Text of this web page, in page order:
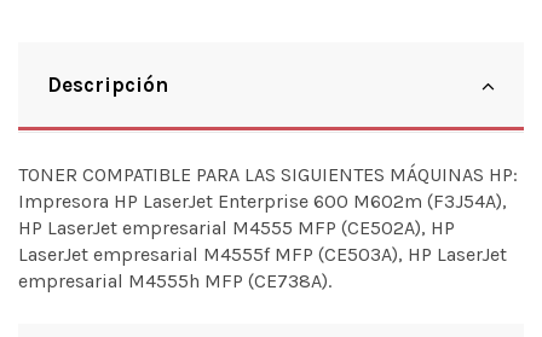
Descripción
TONER COMPATIBLE PARA LAS SIGUIENTES MÁQUINAS HP:
Impresora HP LaserJet Enterprise 600 M602m (F3J54A),
HP LaserJet empresarial M4555 MFP (CE502A), HP
LaserJet empresarial M4555f MFP (CE503A), HP LaserJet
empresarial M4555h MFP (CE738A).